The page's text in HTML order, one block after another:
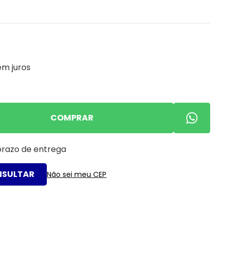
juros
COMPRAR
de entrega
Não sei meu CEP